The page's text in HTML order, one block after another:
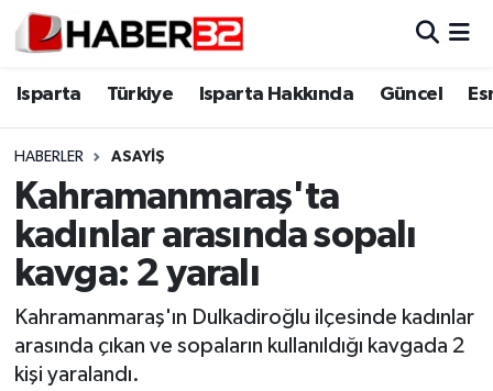
Isparta Türkiye Isparta Hakkında Güncel
HABERLER ASAYİŞ
Kahramanmaraş'ta
kadınlar arasında sopalı
kavga: 2 yaralı
Kahramanmaraş'ın Dulkadiroğlu ilçesinde kadınlar
arasında çıkan ve sopaların kullanıldığı kavgada 2
kişi yaralandı.
Isparta
Esnaf Diyor ki;
ASAYİŞ
BİLİM VE TEKNOLOJİ
EĞİTİM
Isparta Nöbetçi Eczaneler
Isparta Trafik Yoğunluk Haritası
Süper Lig Puan Durumu ve Fikstür
Tüm Manşetler
Son Dakika Haberleri